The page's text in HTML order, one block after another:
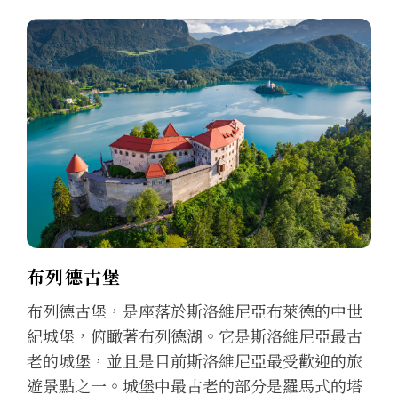
布列德古堡
布列德古堡，是座落於斯洛維尼亞布萊德的中世
紀城堡，俯瞰著布列德湖。它是斯洛維尼亞最古
老的城堡，並且是目前斯洛維尼亞最受歡迎的旅
遊景點之一。城堡中最古老的部分是羅馬式的塔